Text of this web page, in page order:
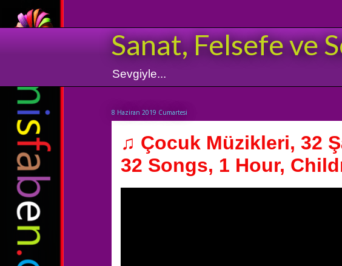
Sanat, Felsefe ve
Sevgiyle...
8 Haziran 2019 Cumartesi
♫ Çocuk Müzikleri, 32
32 Songs, 1 Hour,